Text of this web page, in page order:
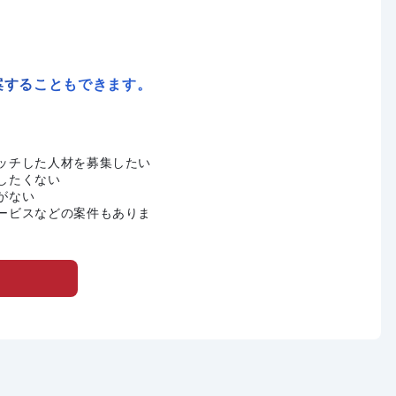
ることもできます。
チした人材を募集したい
たくない
ない
ビスなどの案件もありま